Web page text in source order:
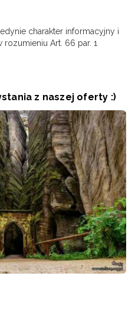
charakter informacyjny i
Art. 66 par. 1
z naszej oferty :)